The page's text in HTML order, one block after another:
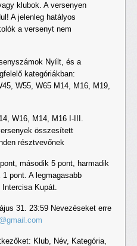
klubok. A versenyen
A jelenleg hatályos
a versenyt nem
Nyílt, és a
kategóriákban:
W55, W65 M14, M16, M19,
W16, M14, M16 I-III.
összesített
résztvevőnek
második 5 pont, harmadik
pont. A legmagasabb
Kupát.
31. 23:59 Nevezéseket erre
Klub, Név, Kategória,